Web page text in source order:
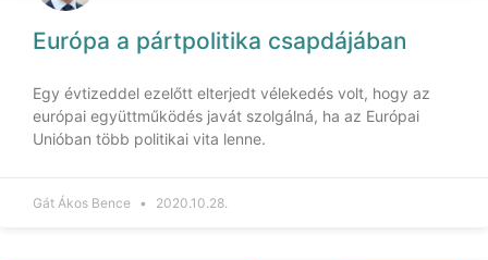
Európa a pártpolitika csapdájában
Egy évtizeddel ezelőtt elterjedt vélekedés volt, hogy az
európai együttműködés javát szolgálná, ha az Európai
Unióban több politikai vita lenne.
Gát Ákos Bence 2020.10.28.